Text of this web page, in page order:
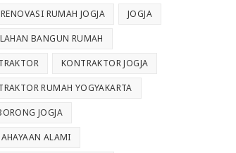
RUMAH JOGJA JOGJA
BANGUN RUMAH
KONTRAKTOR JOGJA
RUMAH YOGYAKARTA
JOGJA
ALAMI